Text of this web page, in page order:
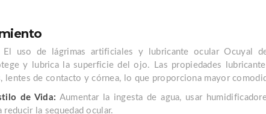
El uso de lágrimas artificiales y lubricante ocular Ocuyal
y lubrica la superficie del ojo. Las propiedades
lentes de contacto y córnea, lo que proporciona mayor
de Vida: Aumentar la ingesta de agua, usar
la sequedad ocular.